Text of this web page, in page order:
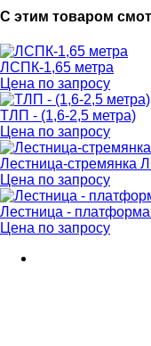
С этим товаром
ЛСПК-1,65 метра
Цена по запросу
ТЛП - (1,6-2,5 метра)
Цена по запросу
Лестница-стремянка
Цена по запросу
Лестница -
Цена по запросу